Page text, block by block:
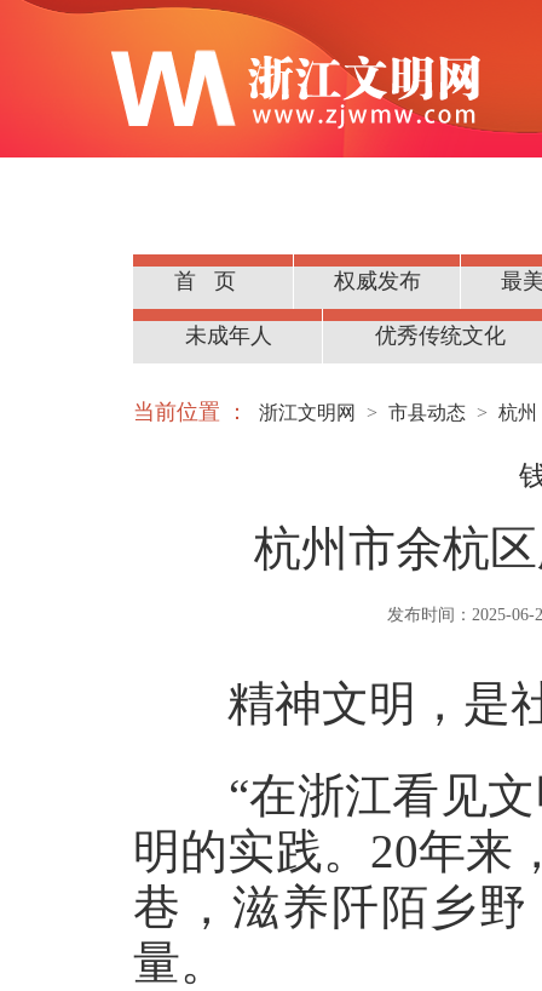
首页 权威发布 最
公民道德
未成年人 优秀传统文化
当前位置 ： 浙江文明网 > 市县动态 > 杭州
杭州市余杭
发布时间：2025-06-
精神文明，是社
“在浙江看见文
明的实践。20年来
巷，滋养阡陌乡
量。